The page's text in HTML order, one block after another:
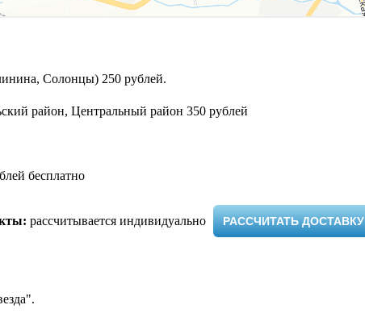
Солонцы) 250 рублей.
район, Центральный район 350 рублей
бесплатно
рассчитывается индивидуально ​ РАССЧИТАТЬ ДОСТАВКУ